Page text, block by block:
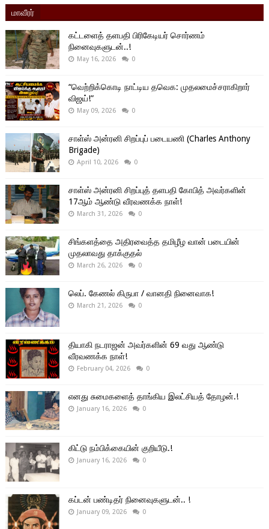
மாவீரர்
கட்டளைத் தளபதி பிரிகேடியர் சொர்ணம்
நினைவுகளுடன்..!
May 16, 2026 0
“வெற்றிக்கொடி நாட்டிய தவெக: முதலமைச்சராகிறார்
விஜய்!”
May 09, 2026 0
சாள்ஸ் அன்ரனி சிறப்புப் படையணி (Charles Anthony
Brigade)
April 10, 2026 0
சாள்ஸ் அன்ரனி சிறப்புத் தளபதி கோபித் அவர்களின்
17ஆம் ஆண்டு வீரவணக்க நாள்!
March 31, 2026 0
சிங்களத்தை அதிரவைத்த தமிழீழ வான் படையின்
முதலாவது தாக்குதல்
March 26, 2026 0
லெப். கேணல் கிருபா / வானதி நினைவாக!
March 21, 2026 0
தியாகி நடராஜன் அவர்களின் 69 வது ஆண்டு
வீரவணக்க நாள்!
February 04, 2026 0
எனது சுமைகளைத் தாங்கிய இலட்சியத் தோழன்.!
January 16, 2026 0
கிட்டு நம்பிக்கையின் குறியீடு.!
January 16, 2026 0
கப்டன் பண்டிதர் நினைவுகளுடன்.. !
January 09, 2026 0